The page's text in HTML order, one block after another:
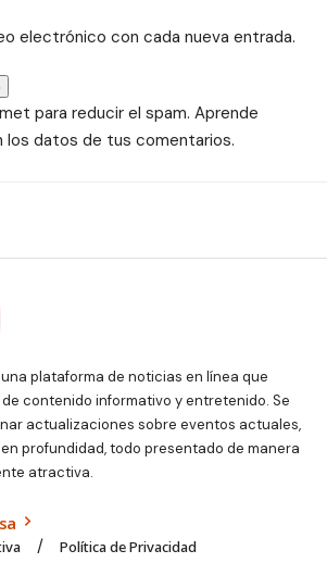
electrónico con cada nueva entrada.
para reducir el spam. Aprende
los datos de tus comentarios.
plataforma de noticias en línea que
contenido informativo y entretenido. Se
actualizaciones sobre eventos actuales,
profundidad, todo presentado de manera
atractiva.
Política de Privacidad